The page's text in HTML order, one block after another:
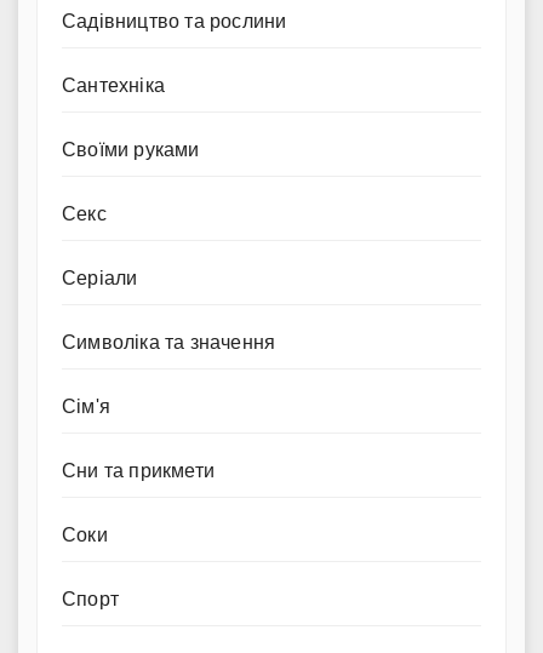
Садівництво та рослини
Сантехніка
Своїми руками
Секс
Серіали
Символіка та значення
Сім'я
Сни та прикмети
Соки
Спорт